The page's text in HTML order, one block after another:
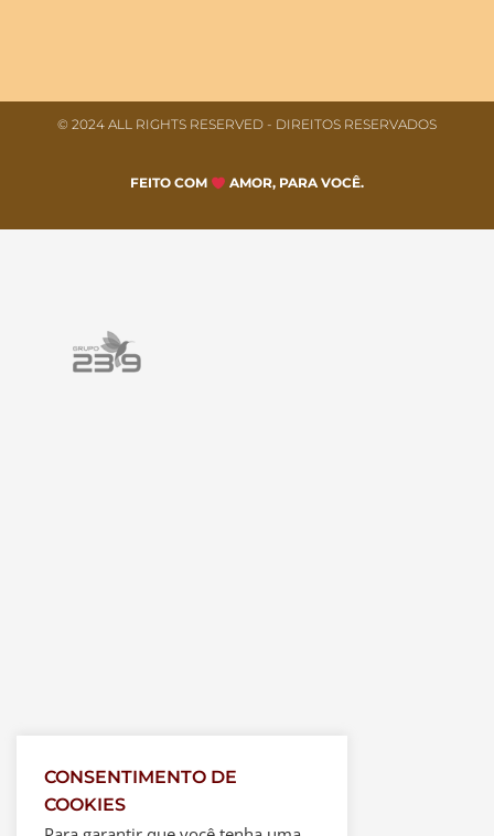
© 2024 ALL RIGHTS RESERVED​ - DIREITOS RESERVADOS
FEITO COM AMOR, PARA VOCÊ.
CONSENTIMENTO DE
COOKIES